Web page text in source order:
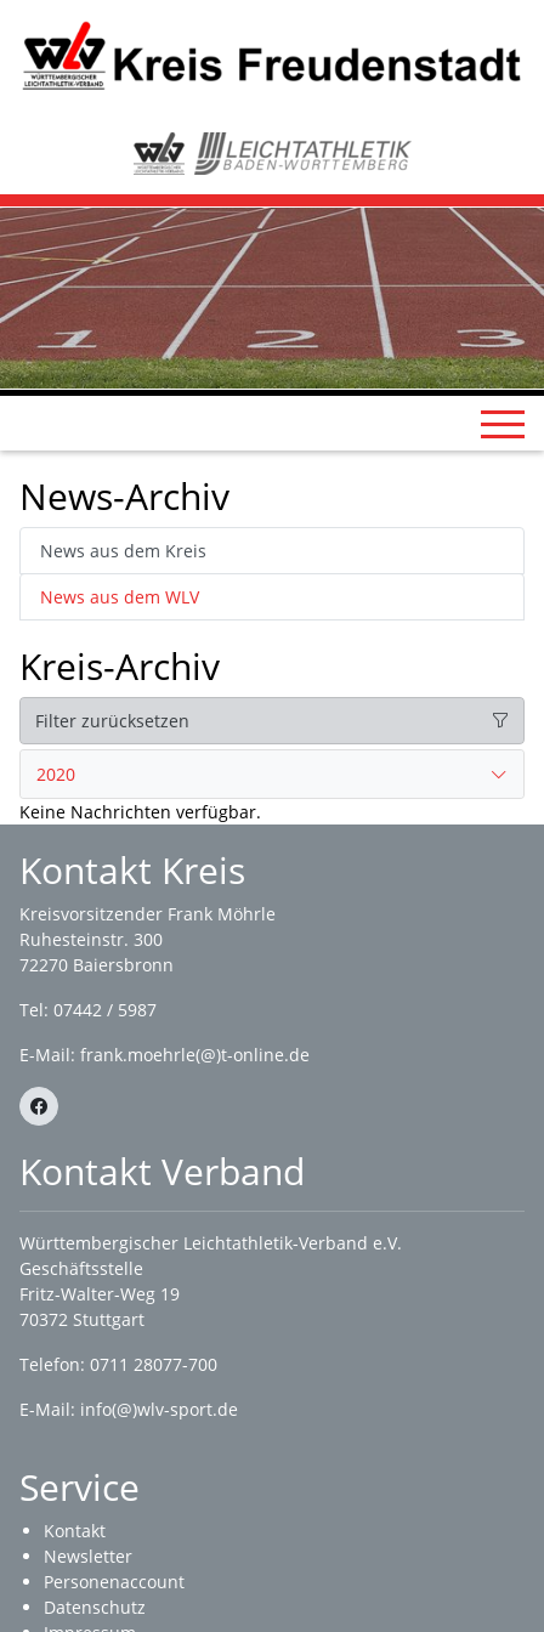
News-Archiv
News aus dem Kreis
News aus dem WLV
Kreis-Archiv
Filter zurücksetzen
2020
Keine Nachrichten verfügbar.
Kontakt Kreis
Kreisvorsitzender Frank Möhrle
Ruhesteinstr. 300
72270 Baiersbronn
Tel: 07442 / 5987
E-Mail: frank.moehrle(@)t-online.de
Kontakt Verband
Württembergischer Leichtathletik-Verband e.V.
Geschäftsstelle
Fritz-Walter-Weg 19
70372 Stuttgart
Telefon: 0711 28077-700
E-Mail: info(@)wlv-sport.de
Service
Kontakt
Newsletter
Personenaccount
Datenschutz